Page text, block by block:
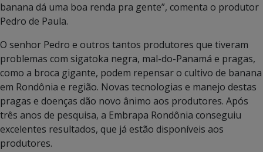
banana dá uma boa renda pra gente”, comenta o produtor
Pedro de Paula.
O senhor Pedro e outros tantos produtores que tiveram
problemas com sigatoka negra, mal-do-Panamá e pragas,
como a broca gigante, podem repensar o cultivo de banana
em Rondônia e região. Novas tecnologias e manejo destas
pragas e doenças dão novo ânimo aos produtores. Após
três anos de pesquisa, a Embrapa Rondônia conseguiu
excelentes resultados, que já estão disponíveis aos
produtores.